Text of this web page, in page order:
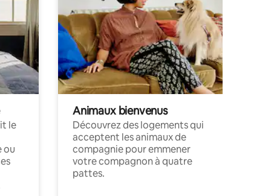
le
ou
Animaux bienvenus
Découvrez des logements qui
acceptent les animaux de
compagnie pour emmener
votre compagnon à quatre
pattes.